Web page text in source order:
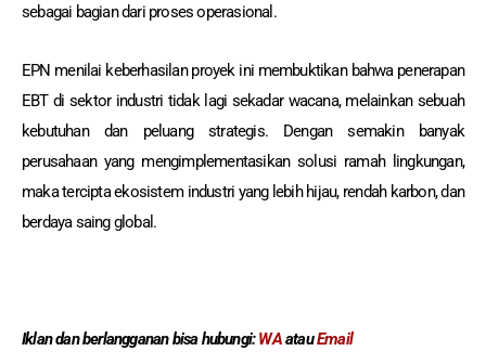
sebagai bagian dari proses operasional.
EPN menilai keberhasilan proyek ini membuktikan bahwa penerapan
EBT di sektor industri tidak lagi sekadar wacana, melainkan sebuah
kebutuhan dan peluang strategis. Dengan semakin banyak
perusahaan yang mengimplementasikan solusi ramah lingkungan,
maka tercipta ekosistem industri yang lebih hijau, rendah karbon, dan
berdaya saing global.
Iklan dan berlanggananbisa hubungi:WAatauEmail